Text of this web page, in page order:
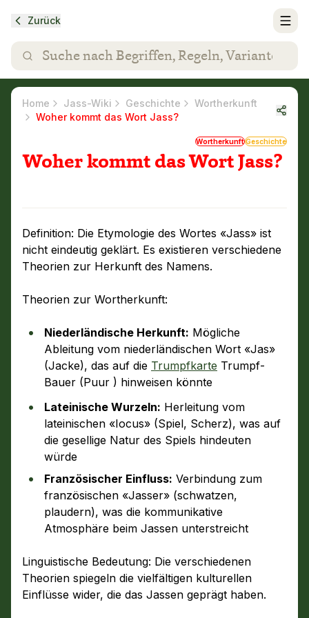
Zurück
Home Jass-Wiki Geschichte
Wortherkunft
Woher kommt das Wort Jass?
WortherkunftGeschichte
Woher kommt das Wort Jass?
Definition: Die Etymologie des Wortes «Jass» ist
nicht eindeutig geklärt. Es existieren verschiedene
Theorien zur Herkunft des Namens.
Theorien zur Wortherkunft:
Niederländische Herkunft: Mögliche
Ableitung vom niederländischen Wort «Jas»
(Jacke), das auf die Trumpfkarte Trumpf-
Bauer (Puur ) hinweisen könnte
Lateinische Wurzeln: Herleitung vom
lateinischen «Iocus» (Spiel, Scherz), was auf
die gesellige Natur des Spiels hindeuten
würde
Französischer Einfluss: Verbindung zum
französischen «Jasser» (schwatzen,
plaudern), was die kommunikative
Atmosphäre beim Jassen unterstreicht
Linguistische Bedeutung: Die verschiedenen
Theorien spiegeln die vielfältigen kulturellen
Einflüsse wider, die das Jassen geprägt haben.